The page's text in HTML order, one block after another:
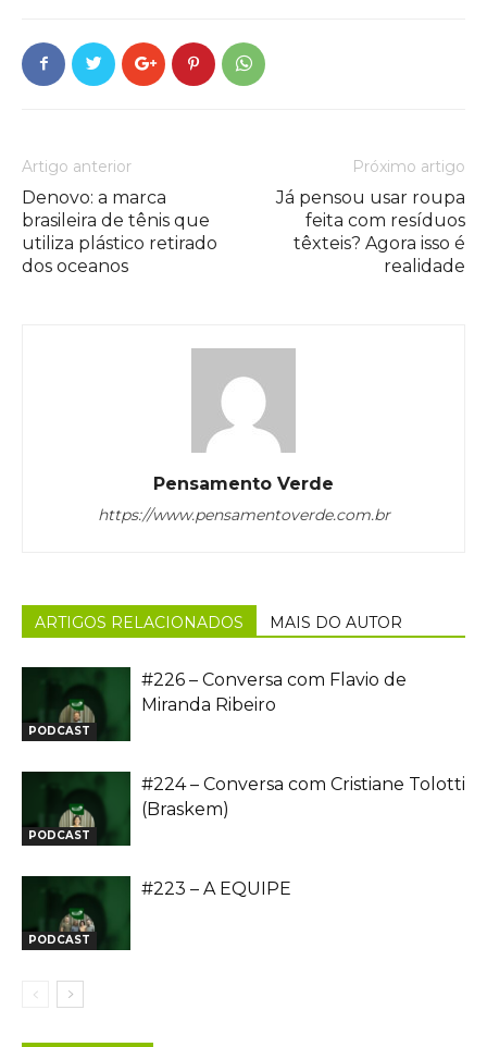
Artigo anterior
Denovo: a marca
brasileira de tênis que
utiliza plástico retirado
dos oceanos
Próximo artigo
Já pensou usar roupa
feita com resíduos
têxteis? Agora isso é
realidade
Pensamento Verde
https://www.pensamentoverde.com.br
ARTIGOS RELACIONADOS MAIS DO AUTOR
PODCAST
#226 – Conversa com Flavio de
Miranda Ribeiro
PODCAST
#224 – Conversa com Cristiane Tolotti
(Braskem)
PODCAST
#223 – A EQUIPE